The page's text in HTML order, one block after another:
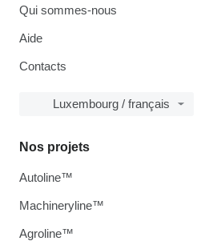
Qui sommes-nous
Aide
Contacts
Luxembourg / français
Nos projets
Autoline™
Machineryline™
Agroline™